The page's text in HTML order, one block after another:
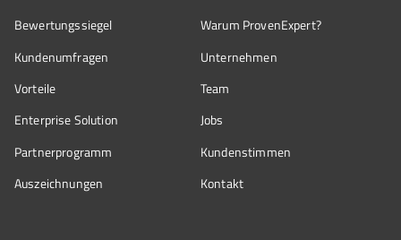
Bewertungssiegel
Kundenumfragen
Vorteile
Enterprise Solution
Partnerprogramm
Auszeichnungen
Warum ProvenExpert?
Unternehmen
Team
Jobs
Kundenstimmen
Kontakt